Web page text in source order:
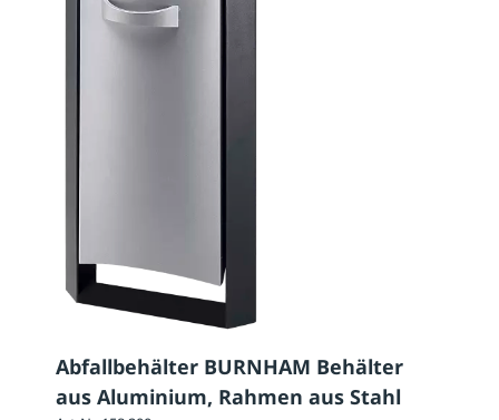
Abfallbehälter BURNHAM Behälter
aus Aluminium, Rahmen aus Stahl